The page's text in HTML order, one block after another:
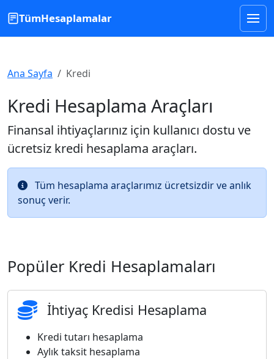
TümHesaplamalar
Ana Sayfa Kredi
Kredi Hesaplama Araçları
Finansal ihtiyaçlarınız için kullanıcı dostu ve
ücretsiz kredi hesaplama araçları.
Tüm hesaplama araçlarımız ücretsizdir ve anlık
sonuç verir.
Popüler Kredi Hesaplamaları
İhtiyaç Kredisi Hesaplama
Kredi tutarı hesaplama
Aylık taksit hesaplama